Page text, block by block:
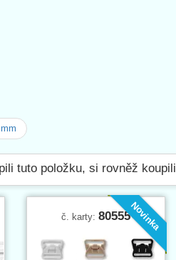
tuto položku, si rovněž koupili
Novinka
č. karty: 80555